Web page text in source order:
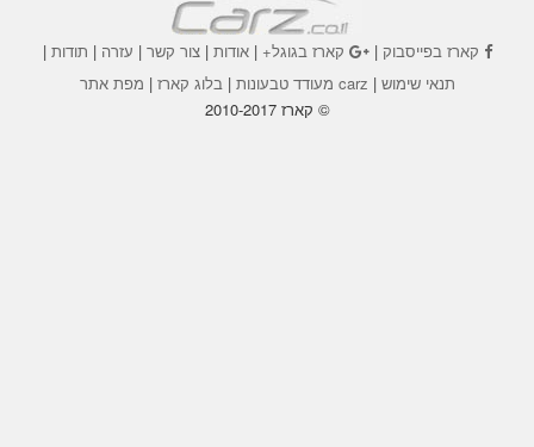
קארז בפייסבוק| קארז בגוגל+|אודות |צור קשר | עזרה | תודות |
תנאי שימוש | carz מעודד טבעונות |בלוג קארז | מפת אתר
© קארז 2010-2017